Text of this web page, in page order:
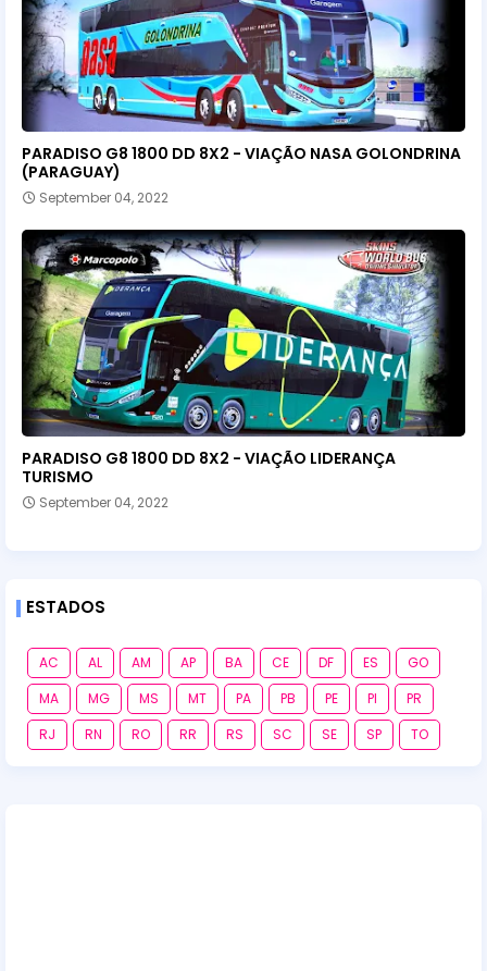
PARADISO G8 1800 DD 8X2 - VIAÇÃO NASA GOLONDRINA
(PARAGUAY)
September 04, 2022
PARADISO G8 1800 DD 8X2 - VIAÇÃO LIDERANÇA
TURISMO
September 04, 2022
ESTADOS
AC AL AM AP BA CE DF ES
GO
MA
MG MS MT PA PB PE PI
PR
RJ
RN RO RR RS SC SE SP TO